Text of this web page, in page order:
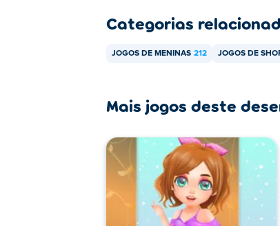
Categorias
JOGOS DE MENINAS 212 JOGOS DE
Mais jogos deste